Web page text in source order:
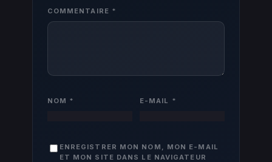
COMMENTAIRE *
NOM * E-MAIL *
ENREGISTRER MON NOM, MON E-MAIL
ET MON SITE DANS LE NAVIGATEUR